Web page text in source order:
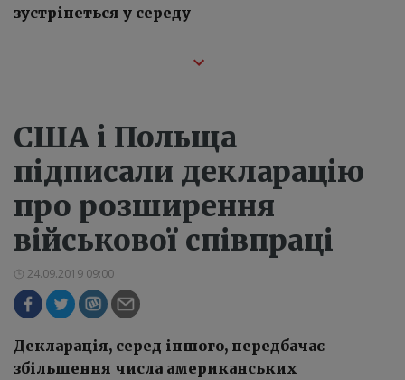
зустрінеться у середу
США і Польща
підписали декларацію
про розширення
військової співпраці
24.09.2019 09:00
Декларація, серед іншого, передбачає
збільшення числа американських